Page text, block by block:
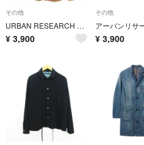
その他
URBAN RESEARCH ショートコート 総裏地 ウール 38 M キャメル
¥ 3,900
その他
¥ 3,900